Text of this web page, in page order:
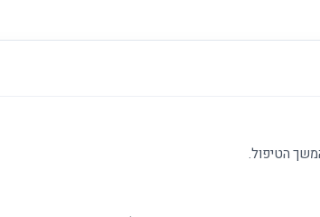
הטיפול.